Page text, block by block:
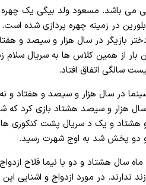
باشد. مسعود ولد بیگی یک چهره
در زمینه چهره پردازی شده
بازیگر در سال هزار و سیصد و
بار از همین کلاس ها به سریال
سالگی اتفاق افتاد.
در سال هزار و سیصد و هفتاد و نه
هزار و سیصد هشتاد بازی کرد که
و یک د سریال پشت کنکوری ها
دو پخش شد به اوج شهرت رسید.
سال هشتاد و دو با نیما فلاح
ندارند. در مورد ازدواج و اشنایی